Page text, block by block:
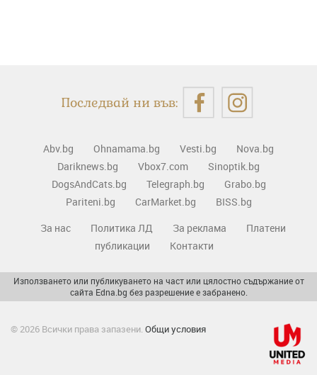
Последвай ни във:
Abv.bg Ohnamama.bg Vesti.bg
Nova.bg
Dariknews.bg
Vbox7.com
Sinoptik.bg
DogsAndCats.bg
Telegraph.bg
Grabo.bg
Pariteni.bg
CarMarket.bg
BISS.bg
За нас
Политика ЛД За реклама
Платени
публикации
Контакти
Използването или публикуването на част или цялостно съдържание от
сайта Edna.bg без разрешение е забранено.
© 2026 Всички права запазени. Общи условия